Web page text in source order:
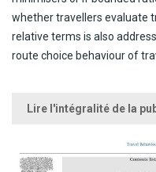
whether travellers evaluate
relative terms is also
route choice behaviour of
Lire l'intégralité de la